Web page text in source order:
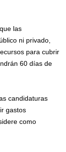
las
ni privado,
para cubrir
60 días de
candidaturas
gastos
como